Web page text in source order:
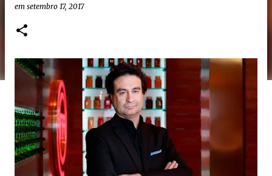
em setembro 17, 2017